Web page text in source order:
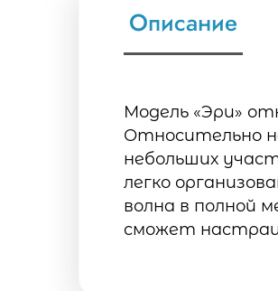
Описание
Модель «Эри»
Относительно
небольших
легко
волна в полной
сможет